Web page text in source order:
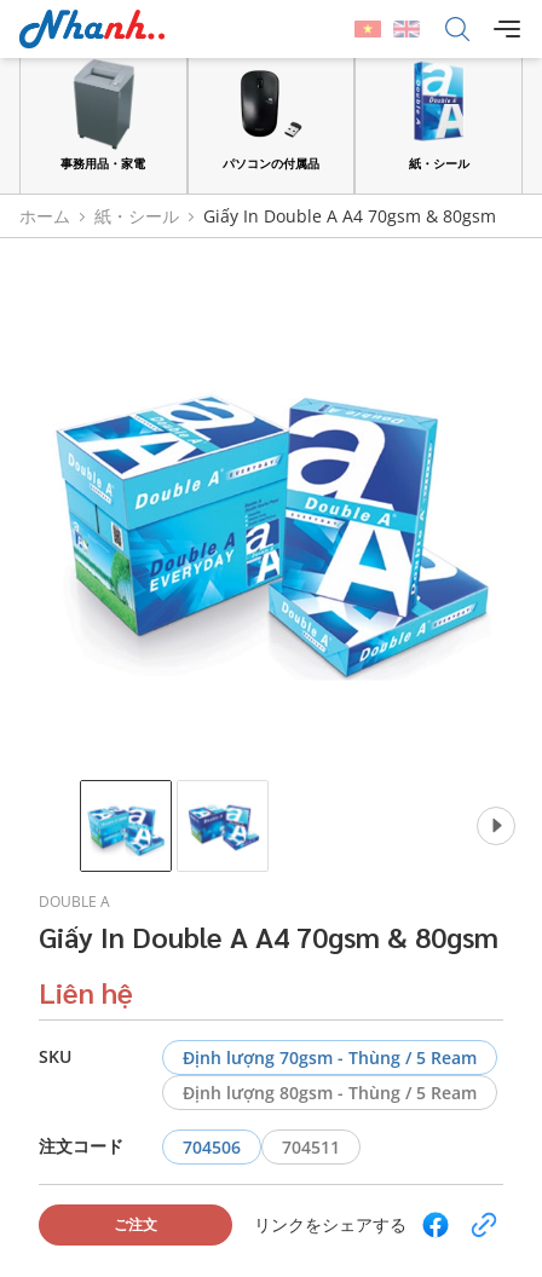
事務用品・家電 パソコンの付属品 紙・シール
ホーム 紙・シール Giấy In Double A A4 70gsm & 80gsm
DOUBLE A
Giấy In Double A A4 70gsm & 80gsm
Liên hệ
SKU
Định lượng 70gsm - Thùng / 5 Ream
Định lượng 80gsm - Thùng / 5 Ream
注文コード 704506 704511
ご注文 リンクをシェアする